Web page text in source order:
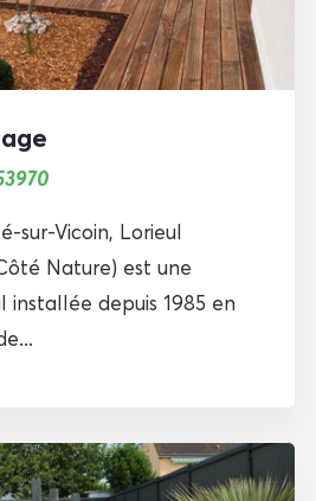
sur-Vicoin, Lorieul
Nature) est une
installée depuis 1985 en